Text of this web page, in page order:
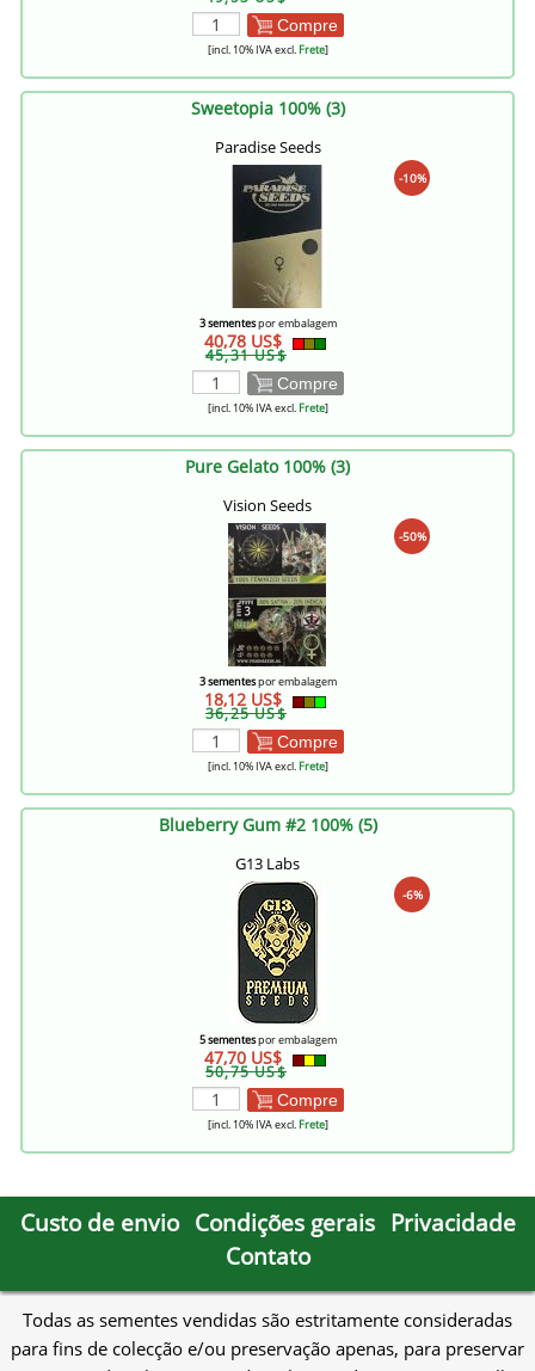
Compre
[incl. 10% IVA excl.Frete]
Sweetopia 100% (3)
Paradise Seeds
-10%
3 sementespor embalagem
40,78 US$
45,31 US$
Compre
[incl. 10% IVA excl.Frete]
Pure Gelato 100% (3)
Vision Seeds
-50%
3 sementespor embalagem
18,12 US$
36,25 US$
Compre
[incl. 10% IVA excl.Frete]
Blueberry Gum #2 100% (5)
G13 Labs
-6%
5 sementespor embalagem
47,70 US$
50,75 US$
Compre
[incl. 10% IVA excl.Frete]
Custo de envio Condições gerais Privacidade
Contato
Todas as sementes vendidas são estritamente consideradas
para fins de colecção e/ou preservação apenas, para preservar